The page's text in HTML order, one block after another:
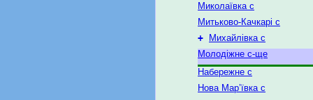
Миколаївка с
Митьково-Качкарі с
+
Михайлівка с
Молодіжне с-ще
Набережне с
Нова Мар’ївка с